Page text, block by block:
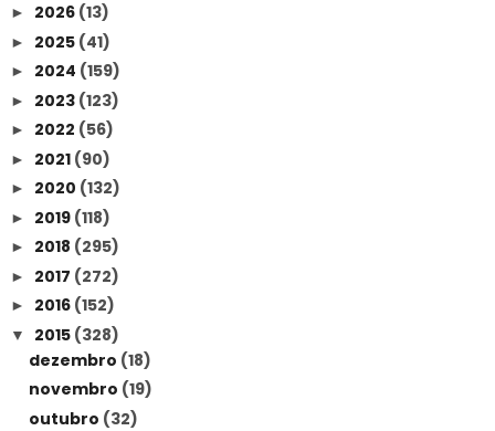
► 2026 (13)
► 2025 (41)
► 2024 (159)
► 2023 (123)
► 2022 (56)
► 2021 (90)
► 2020 (132)
► 2019 (118)
► 2018 (295)
► 2017 (272)
► 2016 (152)
▼ 2015 (328)
dezembro (18)
novembro (19)
outubro (32)